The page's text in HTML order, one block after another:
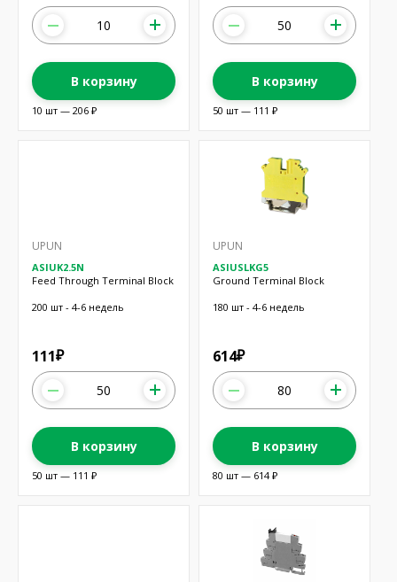
В корзину
10 шт — 206 ₽
В корзину
50 шт — 111 ₽
UPUN
ASIUK2.5N
Feed Through Terminal Block
200 шт - 4-6 недель
111₽
В корзину
50 шт — 111 ₽
UPUN
ASIUSLKG5
Ground Terminal Block
180 шт - 4-6 недель
614₽
В корзину
80 шт — 614 ₽